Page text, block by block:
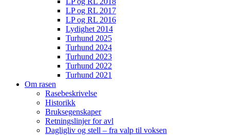
LP og RL 2017
LP og RL 2016
Lydighet 2014
Turhund 2025
Turhund 2024
Turhund 2023
Turhund 2022
Turhund 2021
Om rasen
Rasebeskrivelse
Historikk
Bruksegenskaper
Retningslinjer for avl
Dagligliv og stell – fra valp til voksen